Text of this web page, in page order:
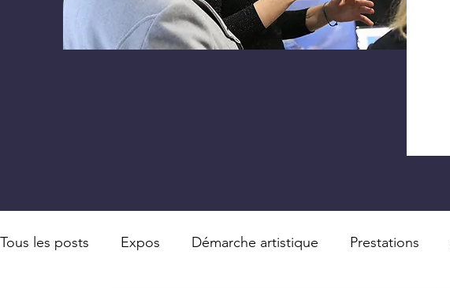
Tous les posts Expos Démarche artistique Prestations